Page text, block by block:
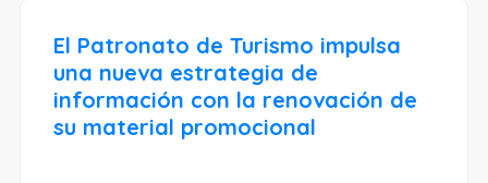
El Patronato de Turismo impulsa
una nueva estrategia de
información con la renovación de
su material promocional